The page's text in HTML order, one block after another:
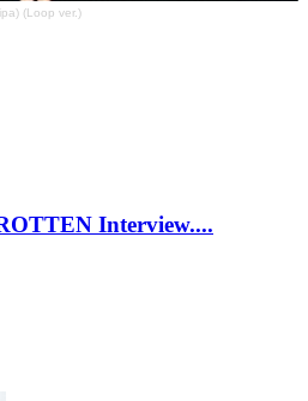
(Loop ver.)
Interview....